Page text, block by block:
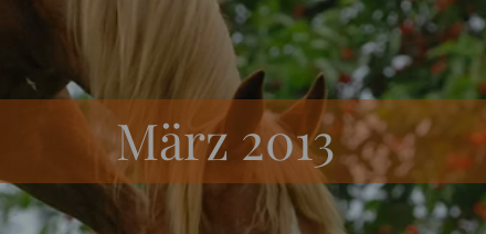
März 2013